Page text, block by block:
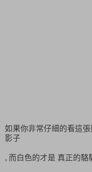
如果你非常仔細的看這
影子
, 而白色的才是 真正的駱